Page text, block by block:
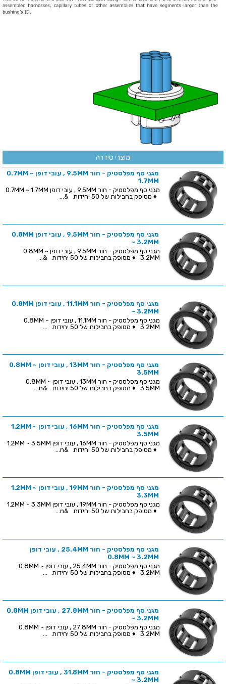
מוצרי סידרה
מגני סף מפלסטיק - חור 9.5MM , עובי דופן 0.7MM ~
1.7MM
מגני סף מפלסטיק - חור 9.5MM , עובי דופן 0.7MM ~ 1.7MM
♦ מסופק בחבילות של 50 יחידות &...
מגני סף מפלסטיק - חור 9.5MM , עובי דופן 0.8MM
~ 3.2MM
מגני סף מפלסטיק - חור 9.5MM , עובי דופן 0.8MM ~
3.2MM ♦ מסופק בחבילות של 50 יחידות &...
מגני סף מפלסטיק - חור 11.1MM , עובי דופן 0.8MM
~ 3.2MM
מגני סף מפלסטיק - חור 11.1MM , עובי דופן 0.8MM ~
3.2MM ♦ מסופק בחבילות של 50 יחידות ...
מגני סף מפלסטיק - חור 13MM , עובי דופן 0.8MM ~
3.5MM
מגני סף מפלסטיק - חור 13MM , עובי דופן 0.8MM ~
3.5MM ♦ מסופק בחבילות של 50 יחידות &n...
מגני סף מפלסטיק - חור 16MM , עובי דופן 1.2MM ~
3.5MM
מגני סף מפלסטיק - חור 16MM , עובי דופן 1.2MM ~ 3.5MM
♦ מסופק בחבילות של 50 יחידות &n...
מגני סף מפלסטיק - חור 19MM , עובי דופן 1.2MM ~
3.3MM
מגני סף מפלסטיק - חור 19MM , עובי דופן 1.2MM ~ 3.3MM
♦ מסופק בחבילות של 50 יחידות &n...
מגני סף מפלסטיק - חור 25.4MM , עובי דופן
0.8MM ~ 3.2MM
מגני סף מפלסטיק - חור 25.4MM , עובי דופן 0.8MM ~
3.2MM ♦ מסופק בחבילות של 50 יחידות ...
מגני סף מפלסטיק - חור 27.8MM , עובי דופן 0.8MM
~ 3.2MM
מגני סף מפלסטיק - חור 27.8MM , עובי דופן 0.8MM ~
3.2MM ♦ מסופק בחבילות של 50 יחידות ...
מגני סף מפלסטיק - חור 31.8MM , עובי דופן 0.8MM
~ 3.2MM